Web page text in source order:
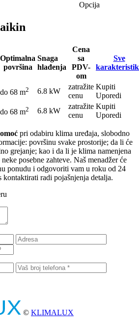
Opcija
Optimalna
površina
Snaga
hlađenja
Cena
sa
PDV-
om
Sve
do 68 m2 6.8 kW
zatražite
cenu
Kupiti
Uporedi
do 68 m2 6.8 kW
zatražite
cenu
Kupiti
Uporedi
pri odabiru klima uređaja, slobodno
površinu svake prostorije; da li će
grejanje; kao i da li je klima namenjena
posebne zahteve. Naš menadžer će
ponudu i odgovoriti vam u roku od 24
kontaktirati radi pojašnjenja detalja.
© KLIMALUX